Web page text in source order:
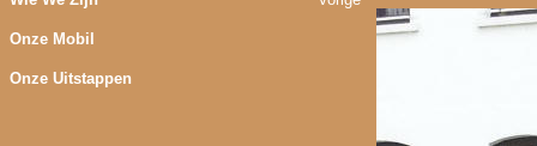
Onze Mobil
Onze Uitstappen